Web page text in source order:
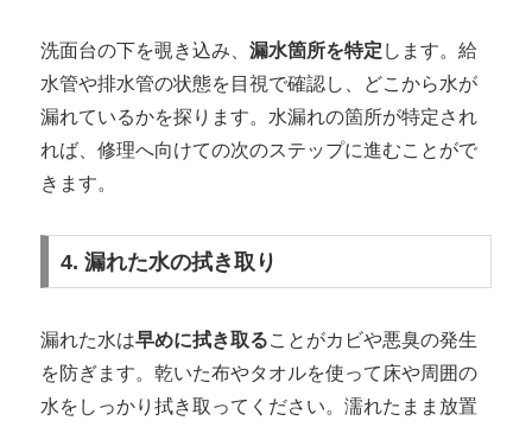
洗面台の下を覗き込み、 漏水箇所を特定 します。給
水管や排水管の状態を目視で確認し、どこから水が
漏れているかを探ります。水漏れの箇所が特定され
れば、修理へ向けての次のステップに進むことがで
きます。
4. 漏れた水の拭き取り
漏れた水は早めに拭き取ることがカビや悪臭の発生
を防ぎます。乾いた布やタオルを使って床や周囲の
水をしっかり拭き取ってください。濡れたまま放置